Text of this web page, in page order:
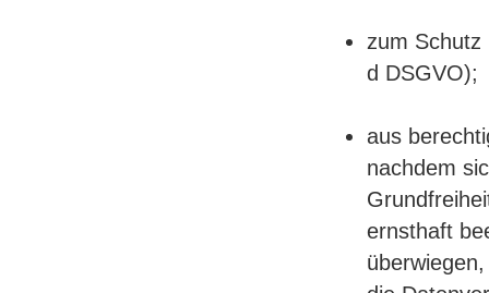
zum Schutz
d DSGVO);
aus
nachdem
ernsthaft